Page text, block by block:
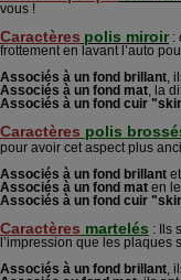
vous !
Caractères polis miroir:
frottement en lavant l’auto
Associés à un fond brillant,
Associés à un fond mat, la
Associés à un fond cuir
Caractères polis
pour avoir cet aspect plus
Associés à un fond brillant
Associés à un fond mat en
Associés à un fond cuir
Caractères martelés : Ils
l’impression que les
Associés à un fond brillant,